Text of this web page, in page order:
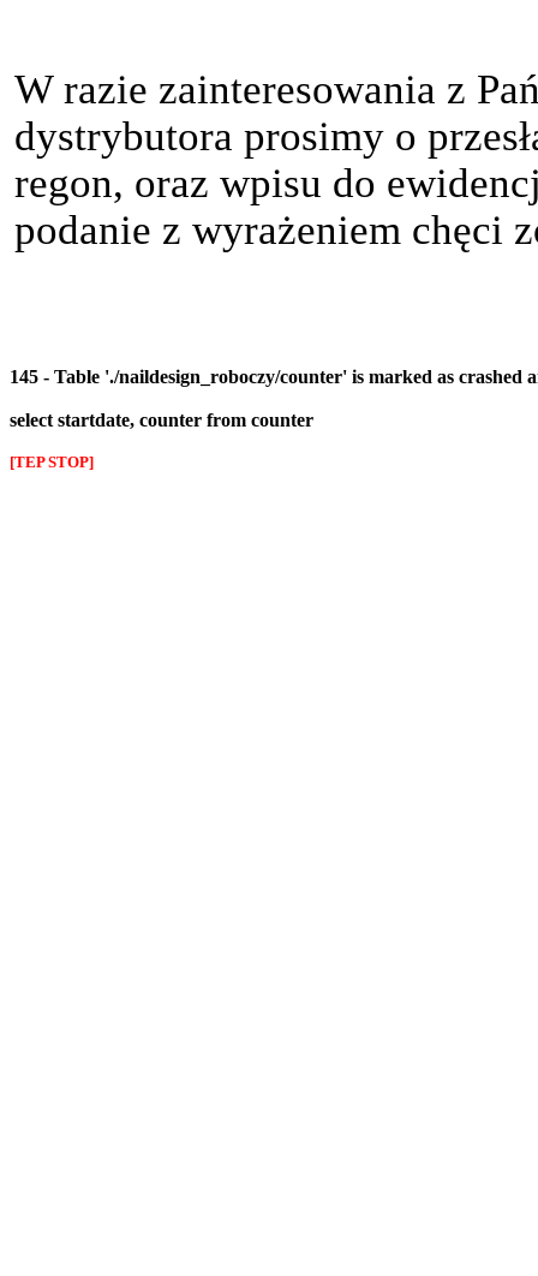
W razie zainteresowania z
dystrybutora prosimy o
regon, oraz wpisu do
podanie z wyrażeniem chęci
145 - Table './naildesign_roboczy/counter' is marked as crashed
select startdate, counter from counter
[TEP STOP]